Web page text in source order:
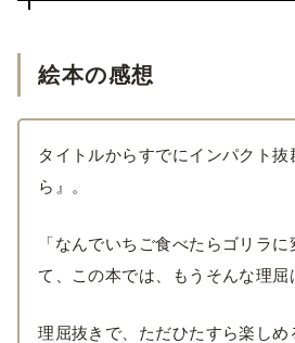
絵本の感想
タイトルからすでにインパクト抜
ら』。
「なんでいちご食べたらゴリラ
て、この本では、もうそんな理屈
理屈抜きで、ただひたすら楽しめ